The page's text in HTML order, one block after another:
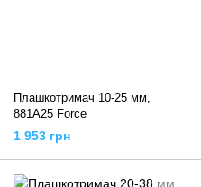
Плашкотримач 10-25 мм,
881A25 Force
1 953 грн